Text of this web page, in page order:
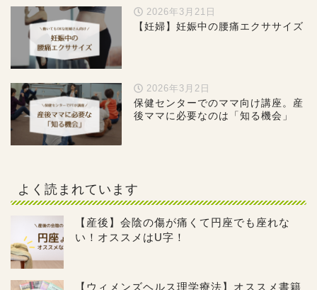
2026年3月21日
【妊婦】妊娠中の腰痛エクササイズ
2026年3月2日
保健センターでのママ向け講座。産
後ママに必要なのは「知る機会」
よく読まれています
【産後】会陰の傷が痛くて円座でも座れな
い！オススメはU字！
【ウィメンズヘルス理学療法】オススメ書籍